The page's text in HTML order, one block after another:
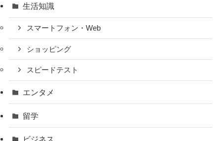
生活知識
スマートフォン・Web
ショッピング
スピードテスト
エンタメ
留学
ビジネス